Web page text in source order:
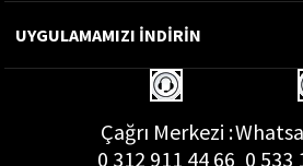
UYGULAMAMIZI İNDİRİN
Çağrı Merkezi :
0 312 911 44 66 0 533